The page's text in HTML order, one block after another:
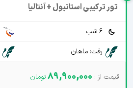
تور ترکیبی استانبول + آنتالیا
6 شب
رفت: ماهان
89,900,000